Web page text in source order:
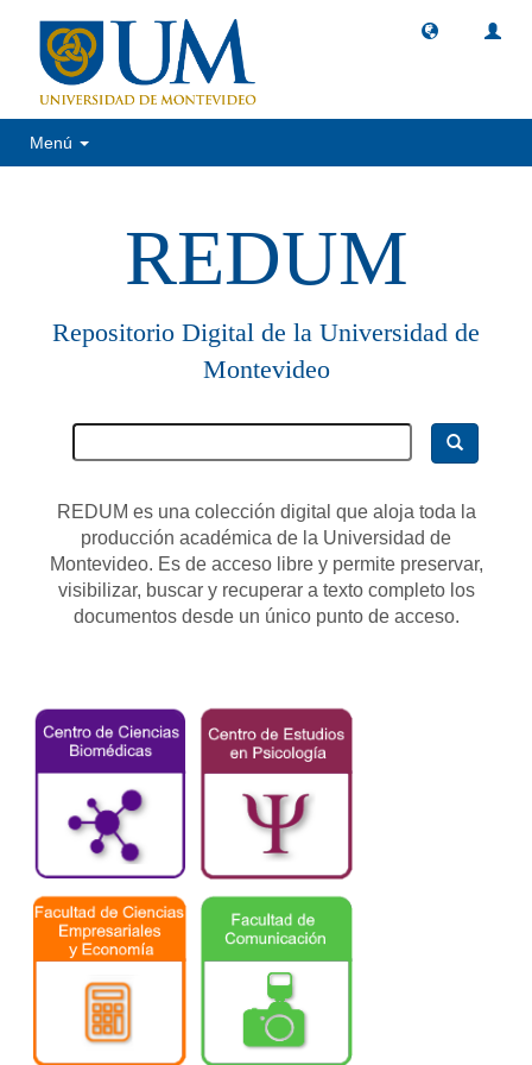
Menú
REDUM
Repositorio Digital de la Universidad de
Montevideo
REDUM es una colección digital que aloja toda la
producción académica de la Universidad de
Montevideo. Es de acceso libre y permite preservar,
visibilizar, buscar y recuperar a texto completo los
documentos desde un único punto de acceso.